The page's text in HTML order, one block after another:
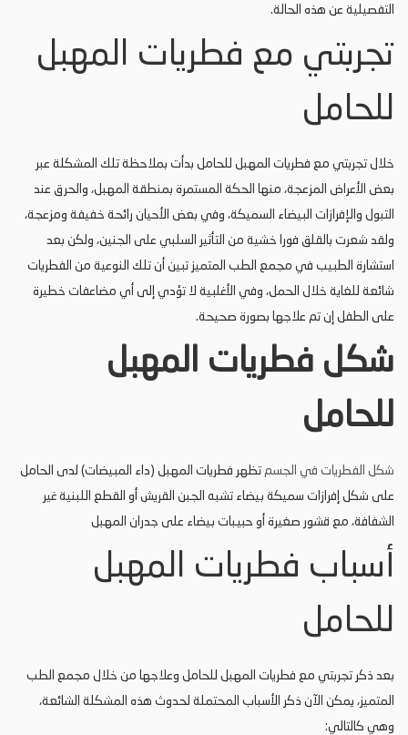
التفصيلية عن هذه الحالة.
تجربتي مع فطريات المهبل
للحامل
خلال تجربتي مع فطريات المهبل للحامل بدأت بملاحظة تلك المشكلة عبر
بعض الأعراض المزعجة، منها الحكة المستمرة بمنطقة المهبل، والحرق عند
التبول والإفرازات البيضاء السميكة، وفي بعض الأحيان رائحة خفيفة ومزعجة،
ولقد شعرت بالقلق فورا خشية من التأثير السلبي على الجنين، ولكن بعد
استشارة الطبيب في مجمع الطب المتميز تبين أن تلك النوعية من الفطريات
شائعة للغاية خلال الحمل، وفي الأغلبية لا تؤدي إلى أي مضاعفات خطيرة
على الطفل إن تم علاجها بصورة صحيحة.
شكل فطريات المهبل
للحامل
شكل الفطريات في الجسم تظهر فطريات المهبل (داء المبيضات) لدى الحامل
على شكل إفرازات سميكة بيضاء تشبه الجبن القريش أو القطع اللبنية غير
الشفافة، مع قشور صغيرة أو حبيبات بيضاء على جدران المهبل
أسباب فطريات المهبل
للحامل
بعد ذكر تجربتي مع فطريات المهبل للحامل وعلاجها من خلال مجمع الطب
المتميز، يمكن الآن ذكر الأسباب المحتملة لحدوث هذه المشكلة الشائعة،
وهي كالتالي: